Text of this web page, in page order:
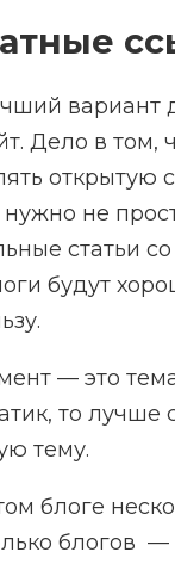
вариант
Дело в том,
открытую
не
статьи
будут
— это
то лучше
тему.
блоге
блогов